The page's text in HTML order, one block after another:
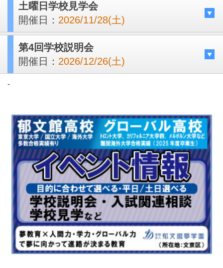
土曜日学校見学会
開催日： 2026/11/28(土)
第4回学校説明会
開催日： 2026/12/26(土)
-